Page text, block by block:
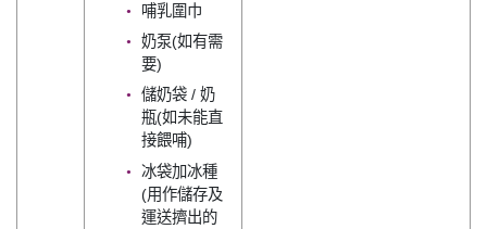
哺乳圍巾
奶泵(如有需
要)
儲奶袋 / 奶
瓶(如未能直
接餵哺)
冰袋加冰種
(用作儲存及
運送擠出的